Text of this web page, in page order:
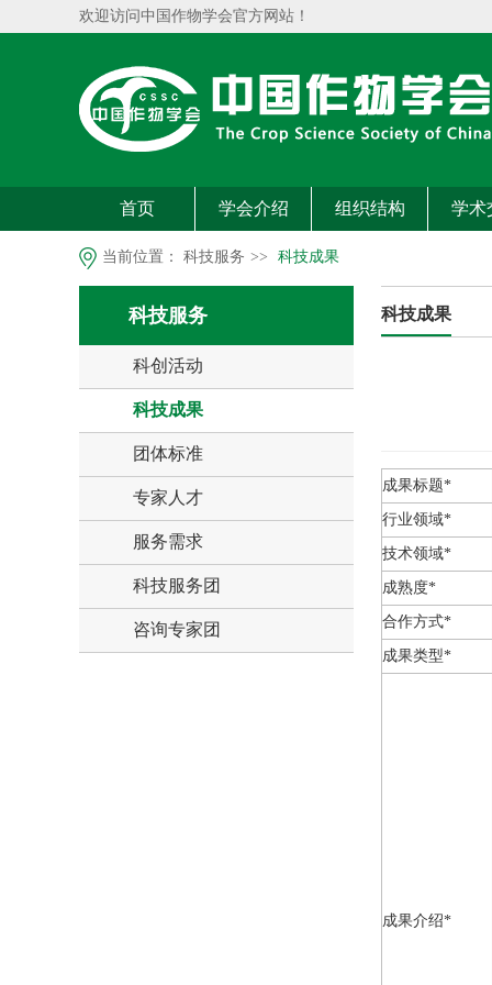
欢迎访问中国作物学会官方网站！
首页 学会介绍 组织结构 学术
当前位置： 科技服务 >> 科技成果
科技服务
科创活动
科技成果
团体标准
专家人才
服务需求
科技服务团
咨询专家团
科技成果
成果标题*
行业领域*
技术领域*
成熟度*
合作方式*
成果类型*
成果介绍*